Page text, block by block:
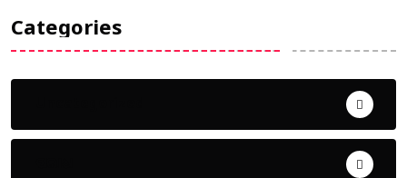
Categories